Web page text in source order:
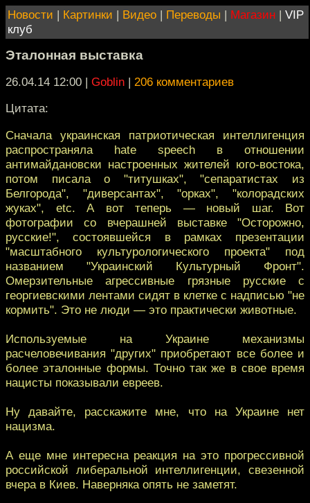
Новости | Картинки | Видео | Переводы | Магазин | VIP
клуб
Эталонная выставка
26.04.14 12:00 | Goblin | 206 комментариев
Цитата:
Сначала украинская патриотическая интеллигенция
распространяла hate speech в отношении
антимайдановски настроенных жителей юго-востока,
потом писала о "титушках", "сепаратистах из
Белгорода", "диверсантах", "орках", "колорадских
жуках", etc. А вот теперь — новый шаг. Вот
фотографии со вчерашней выставке "Осторожно,
русские!", состоявшейся в рамках презентации
"масштабного культурологического проекта" под
названием "Украинский Культурный Фронт".
Омерзительные агрессивные грязные русские с
георгиевскими лентами сидят в клетке с надписью "не
кормить". Это не люди — это практически животные.
Используемые на Украине механизмы
расчеловечивания "других" приобретают все более и
более эталонные формы. Точно так же в свое время
нацисты показывали евреев.
Ну давайте, расскажите мне, что на Украине нет
нацизма.
А еще мне интересна реакция на это прогрессивной
российской либеральной интеллигенции, свезенной
вчера в Киев. Наверняка опять не заметят.